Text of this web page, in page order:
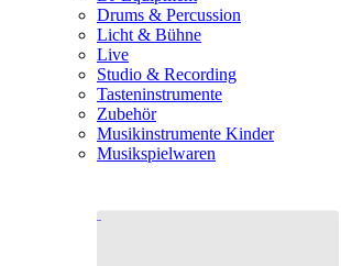
Drums & Percussion
Licht & Bühne
Live
Studio & Recording
Tasteninstrumente
Zubehör
Musikinstrumente Kinder
Musikspielwaren